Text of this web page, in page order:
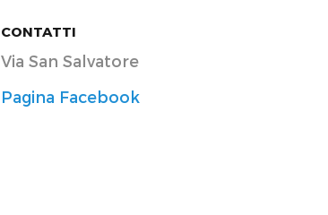
CONTATTI
Via San Salvatore
Pagina Facebook